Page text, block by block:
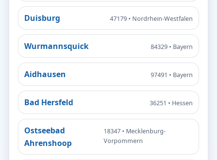
Duisburg 47179 • Nordrhein-Westfalen
Wurmannsquick 84329 • Bayern
Aidhausen 97491 • Bayern
Bad Hersfeld 36251 • Hessen
Ostseebad
Ahrenshoop
18347 • Mecklenburg-
Vorpommern